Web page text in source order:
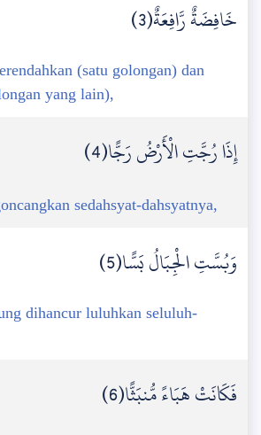
خَافِضَةٌ رَّافِعَةٌ(3)
(satu golongan) dan
yang lain),
إِذَا رُجَّتِ الْأَرْضُ رَجًّا(4)
sedahsyat-dahsyatnya,
وَبُسَّتِ الْجِبَالُ بَسًّا(5)
dihancur luluhkan seluluh-
فَكَانَتْ هَبَاءً مُّنبَثًّا(6)